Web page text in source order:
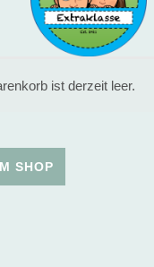
ist derzeit leer.
SHOP